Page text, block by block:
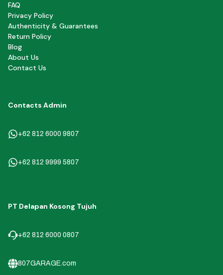
FAQ
Privacy Policy
Authenticity & Guarantees
Return Policy
Blog
About Us
Contact Us
Contacts Admin
+62 812 6000 9807
+62 812 9999 5807
PT Delapan Kosong Tujuh
+62 812 6000 0807
807GARAGE.com